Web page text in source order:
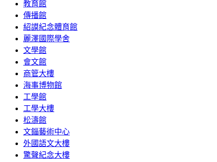
教育館
傳播館
紹謨紀念體育館
麗澤國際學舍
文學館
會文館
商管大樓
海事博物館
工學館
工學大樓
松濤館
文錙藝術中心
外國語文大樓
驚聲紀念大樓